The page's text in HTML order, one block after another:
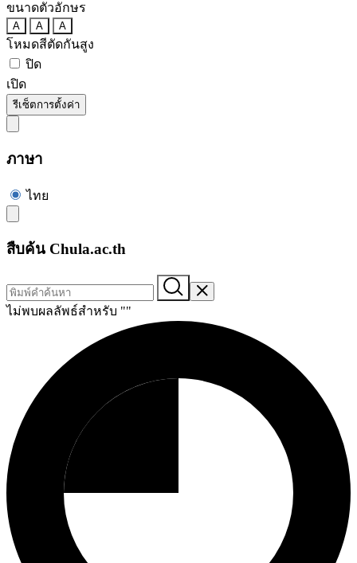
ขนาดตัวอักษร
A A A
โหมดสีตัดกันสูง
ปิด
เปิด
รีเซ็ตการตั้งค่า
ภาษา
ไทย
สืบค้น Chula.ac.th
ไม่พบผลลัพธ์สำหรับ ""